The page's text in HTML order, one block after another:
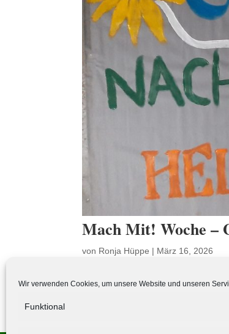
Wir verwenden Cookies, um unsere Website und unseren
Funktional
Mach Mit! Woche –
von Ronja Hüppe | März 16, 2026
Wir möchten unseren schönen
Nachmittags-Buffett,mit
Rotation. Danach und